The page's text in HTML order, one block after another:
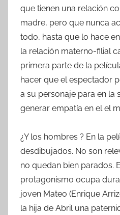
que tienen una relación
madre, pero que nunca
todo, hasta que lo hace
la relación materno-filial
primera parte de la
hacer que el espectador
a su personaje para en la
generar empatía en el el
¿Y los hombres ? En la
desdibujados. No son
no quedan bien parados.
protagonismo ocupa
joven Mateo (Enrique
la hija de Abril una